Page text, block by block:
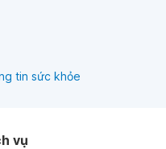
tin sức khỏe
vụ